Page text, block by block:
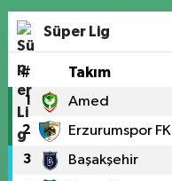
Süper Lig
# Takım
1 Amed
2 Erzurumspor FK
3 Başakşehir